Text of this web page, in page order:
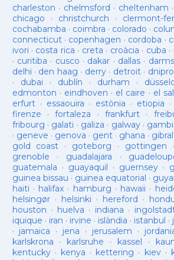
charleston · chelmsford · cheltenham ·
chicago · christchurch · clermont-
cochabamba · coimbra · colorado ·
connecticut· copenhagen · cordoba ·
ivori · costa rica · creta · croàcia · cuba ·
· curitiba · cusco · dakar · dallas ·
delhi · den haag · derry· detroit·
· dubai · dublín · durham ·
edmonton · eindhoven · el caire · el
erfurt· essaouira · estònia · etiopia ·
firenze ·fortaleza · frankfurt·
fribourg · galati · galiza · galway·
· geneve · genova · gent· ghana ·
gold coast · goteborg · gottingen
grenoble · guadalajara ·
guatemala · guayaquil · guernsey·
guinea bissau · guinea equatorial ·
haiti · halifax · hamburg · hawaii ·
helsingør· helsinki · hereford ·
houston · huelva · indiana ·
iquique · iran · irvine · islàndia · istanbul ·
· jamaica · jena · jerusalem ·
karlskrona · karlsruhe · kassel ·
kentucky· kenya · kettering · kiev·